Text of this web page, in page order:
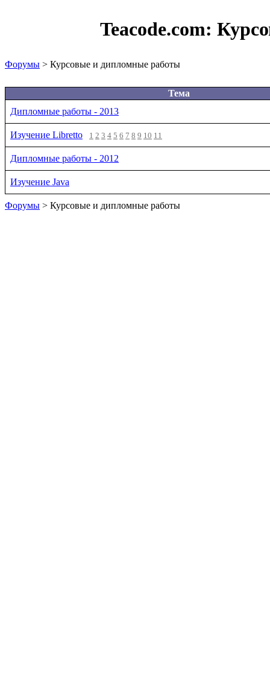
Teacode.com:
Форумы > Курсовые и дипломные работы
Тема
Дипломные работы - 2013
Изучение Libretto 1 2 3 4 5 6 7 8 9 10 11
Дипломные работы - 2012
Изучение Java
Форумы > Курсовые и дипломные работы